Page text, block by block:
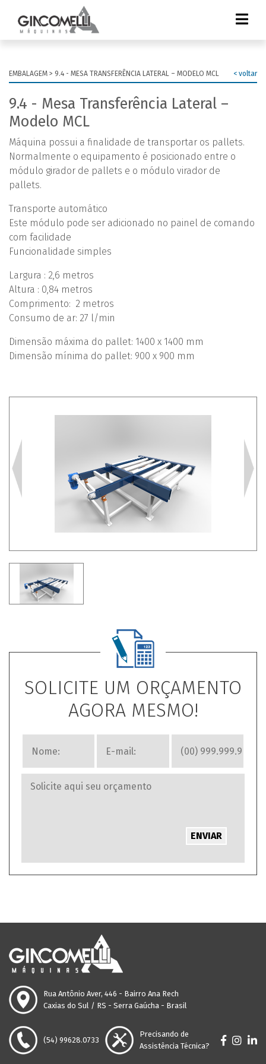
EMBALAGEM > 9.4 - MESA TRANSFERÊNCIA LATERAL – MODELO MCL < voltar
9.4 - Mesa Transferência Lateral –
Modelo MCL
Máquina possui a finalidade de transportar os pallets.
Normalmente o equipamento é posicionado entre o
módulo girador de pallets e o módulo virador de
pallets.
Transporte automático
Este módulo pode ser adicionado no painel de comando
com facilidade
Funcionalidade simples
Largura : 2,6 metros
Altura : 0,84 metros
Comprimento: 2 metros
Consumo de ar: 27 l/min
Dimensão máxima do pallet: 1400 x 1400 mm
Dimensão mínima do pallet: 900 x 900 mm
SOLICITE UM ORÇAMENTO
AGORA MESMO!
ENVIAR
Rua Antônio Aver, 446 - Bairro Ana Rech
Caxias do Sul / RS - Serra Gaúcha - Brasil
(54) 99628.0733
Precisando de
Assistência Técnica?